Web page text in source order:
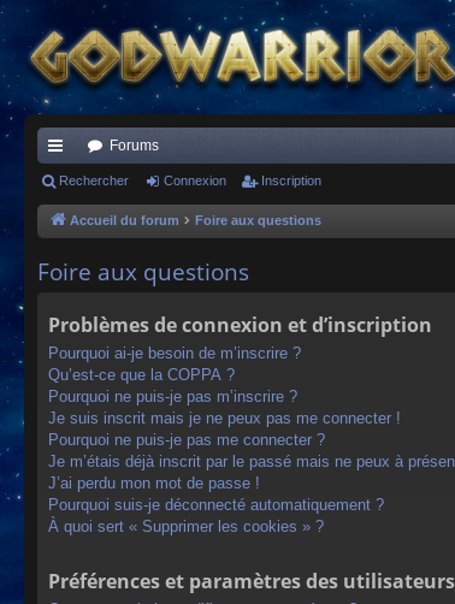
ac
co
s
Forums
Rechercher Connexion Inscription
Accueil du forum Foire aux questions
Foire aux questions
Problèmes de connexion et d’inscription
Pourquoi ai-je besoin de m’inscrire ?
Qu’est-ce que la COPPA ?
Pourquoi ne puis-je pas m’inscrire ?
Je suis inscrit mais je ne peux pas me connecter !
Pourquoi ne puis-je pas me connecter ?
Je m’étais déjà inscrit par le passé mais ne peux à
J’ai perdu mon mot de passe !
Pourquoi suis-je déconnecté automatiquement ?
À quoi sert « Supprimer les cookies » ?
Préférences et paramètres des utilisateurs